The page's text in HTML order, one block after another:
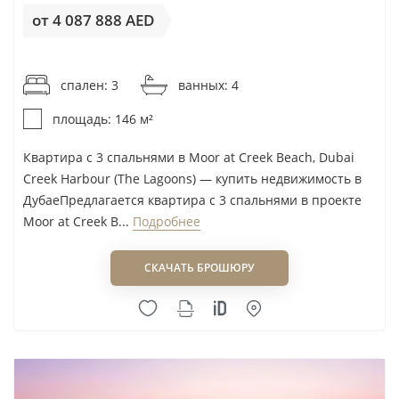
карточек полезно фиксировать цену за
рекламную цену «от».
Локация, транспорт и роль Emaar
Dubai Creek Harbour расположен у Dubai Creek и
Ras Al Khor Wildlife Sanctuary; в районе
сформированы набережная и Dubai Creek Marina.
Это не центральный деловой кластер в логике
: покупатель выбирает более
спокойную водную локацию с собственным
от 4 087 888 AED
спален: 3
ванных: 4
площадь: 146 м²
Квартира с 3 спальнями в Moor at Creek Beach, Dubai
Creek Harbour (The Lagoons) — купить недвижимость в
ДубаеПредлагается квартира с 3 спальнями в проекте
Moor at Creek B... Подробнее
СКАЧАТЬ БРОШЮРУ